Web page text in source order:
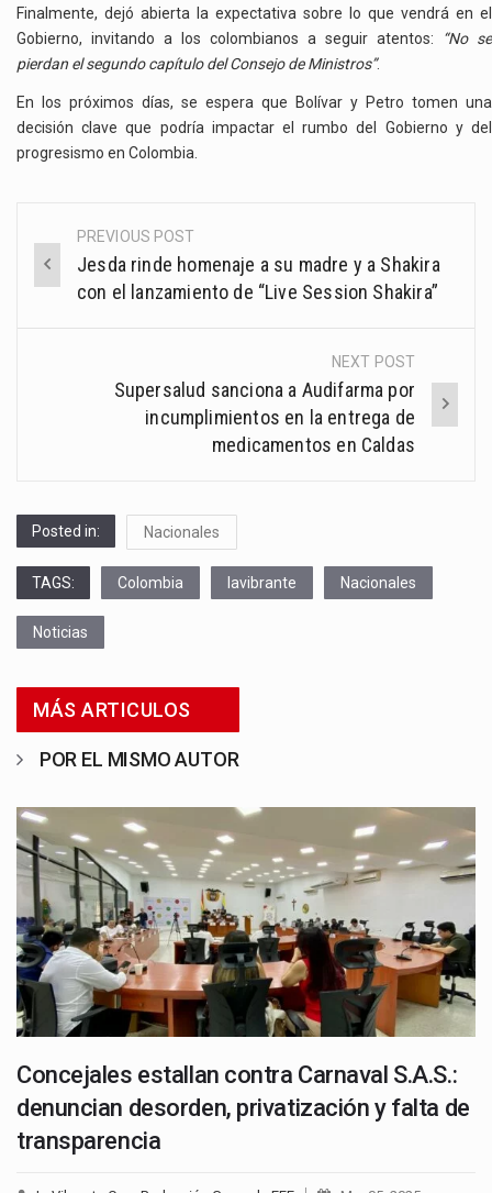
Finalmente, dejó abierta la expectativa sobre lo que vendrá en el
Gobierno, invitando a los colombianos a seguir atentos:
“No se
pierdan el segundo capítulo del Consejo de Ministros”.
En los próximos días, se espera que Bolívar y Petro tomen una
decisión clave que podría impactar el rumbo del Gobierno y del
progresismo en Colombia.
Post
navigation
PREVIOUS POST
Jesda rinde homenaje a su madre y a Shakira
con el lanzamiento de “Live Session Shakira”
NEXT POST
Supersalud sanciona a Audifarma por
incumplimientos en la entrega de
medicamentos en Caldas
Posted in: Nacionales
TAGS: Colombia lavibrante Nacionales
Noticias
MÁS ARTICULOS
POR EL MISMO AUTOR
Concejales estallan contra Carnaval S.A.S.:
denuncian desorden, privatización y falta de
transparencia